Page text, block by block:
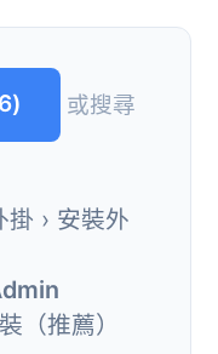
或搜尋
› 安裝外
（推薦）